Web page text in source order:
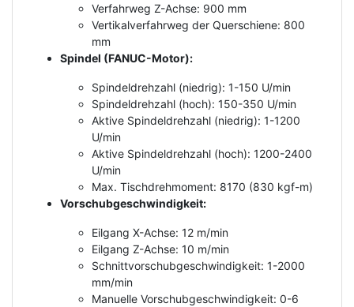
Verfahrweg Z-Achse: 900 mm
Vertikalverfahrweg der Querschiene: 800
mm
Spindel (FANUC-Motor):
Spindeldrehzahl (niedrig): 1-150 U/min
Spindeldrehzahl (hoch): 150-350 U/min
Aktive Spindeldrehzahl (niedrig): 1-1200
U/min
Aktive Spindeldrehzahl (hoch): 1200-2400
U/min
Max. Tischdrehmoment: 8170 (830 kgf-m)
Vorschubgeschwindigkeit:
Eilgang X-Achse: 12 m/min
Eilgang Z-Achse: 10 m/min
Schnittvorschubgeschwindigkeit: 1-2000
mm/min
Manuelle Vorschubgeschwindigkeit: 0-6